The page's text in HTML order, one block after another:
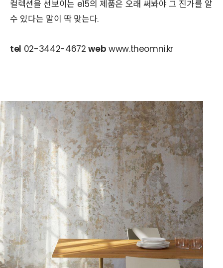
컬렉션을 선보이는 e15의 제품은 오래 써봐야 그 진가를 알
수 있다는 말이 딱 맞는다.
tel 02-3442-4672web www.theomni.kr